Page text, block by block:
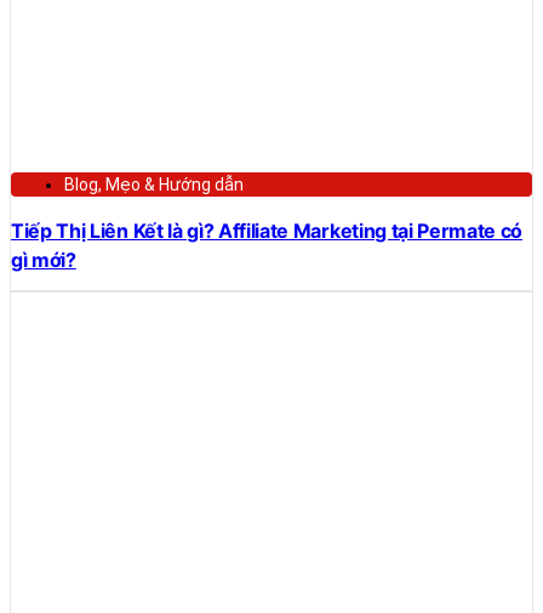
Blog, Mẹo & Hướng dẫn
Tiếp Thị Liên Kết là gì? Affiliate Marketing tại Permate có
gì mới?